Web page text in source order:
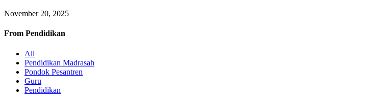
November 20, 2025
From Pendidikan
All
Pendidikan Madrasah
Pondok Pesantren
Guru
Pendidikan